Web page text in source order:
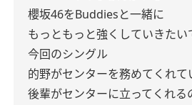
櫻坂46をBuddiesと一緒に
もっともっと強くしていきたい
今回のシングル
的野がセンターを務めてくれて
後輩がセンターに立ってくれる